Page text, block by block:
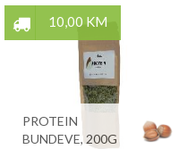
10,00 KM
PROTEIN
BUNDEVE, 200G